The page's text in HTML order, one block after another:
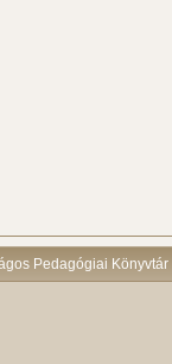
Pedagógiai